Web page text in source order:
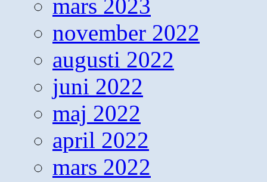
mars 2023
november 2022
augusti 2022
juni 2022
maj 2022
april 2022
mars 2022